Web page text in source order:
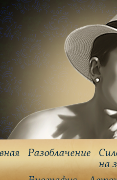
Разоблачение
на